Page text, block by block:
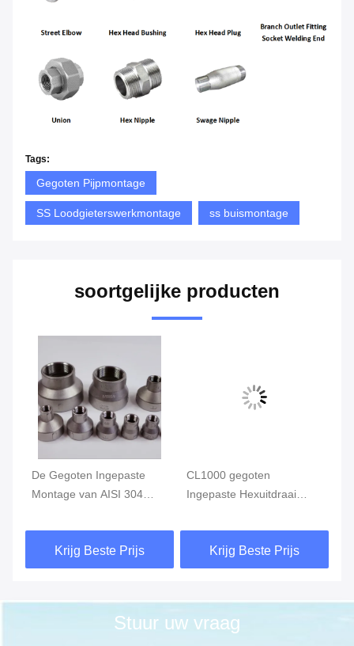
Tags:
Gegoten Pijpmontage
SS Loodgieterswerkmontage ss buismontage
soortgelijke producten
De Gegoten Ingepaste
Montage van AISI 304
Verminderen van
Koppeling MSS SP-114
CL150
Krijg Beste Prijs
CL1000 gegoten
Ingepaste Hexuitdraai
Buismontage van ASTM
A351Krijg Beste Prijs
Stuur uw vraag